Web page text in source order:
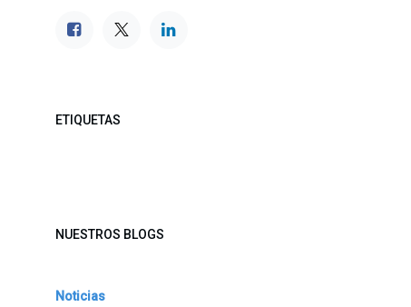
ETIQUETAS
NUESTROS BLOGS
Noticias